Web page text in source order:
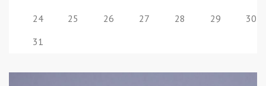
24
25 26 27 28 29
30
31